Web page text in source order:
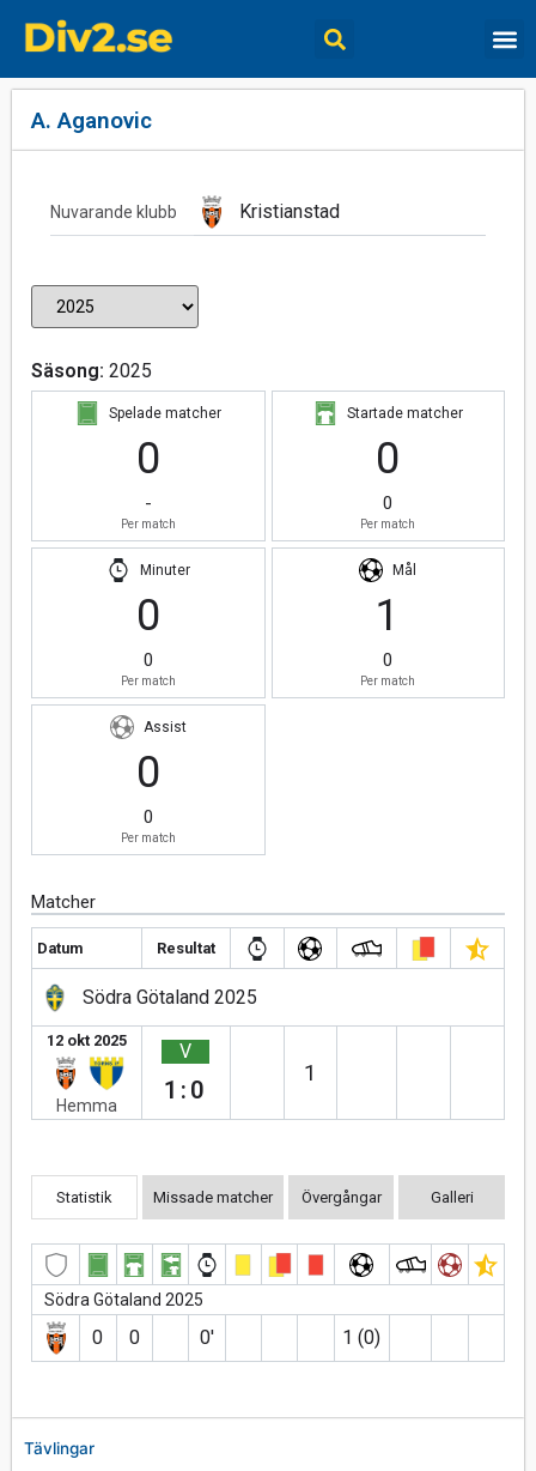
Tävlingar
A. Aganovic
Nuvarande klubb Kristianstad
Säsong: 2025
Spelade matcher
0
-
Per match
Startade matcher
0
0
Per match
Minuter
0
0
Per match
Mål
1
0
Per match
Assist
0
0
Per match
Matcher
Datum Resultat
Södra Götaland 2025
12 okt 2025
Hemma
V
1:0
1
Statistik Missade matcher Övergångar Galleri
Södra Götaland 2025
0 0 0′ 1 (0)